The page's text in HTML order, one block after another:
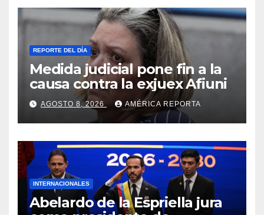
REPORTE DEL DÍA
Medida judicial pone fin a la
causa contra la exjuex Afiuni
AGOSTO 8, 2026 AMÉRICA REPORTA
INTERNACIONALES
Abelardo de la Espriella jura